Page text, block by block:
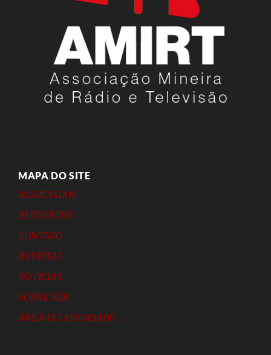
MAPA DO SITE
ASSOCIADOS
BENEFÍCIOS
CONTATO
REVISTAS
NOTÍCIAS
SOBRE NÓS
ÁREA DO ASSOCIADO